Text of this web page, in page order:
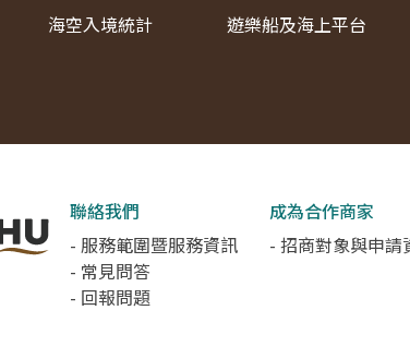
海空入境統計
遊樂船及海上平台
聯絡我們
- 服務範圍暨服務資訊
- 常見問答
- 回報問題
成為合作商家
- 招商對象與申請